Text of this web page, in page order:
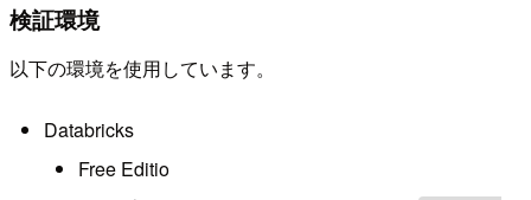
検証環境
以下の環境を使用しています。
Databricks
Free Editio